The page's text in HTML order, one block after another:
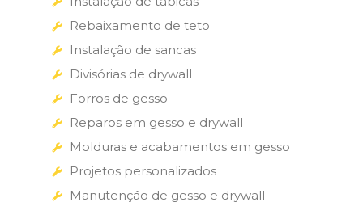
Rebaixamento de teto
Instalação de sancas
Divisórias de drywall
Forros de gesso
Reparos em gesso e drywall
Molduras e acabamentos em gesso
Projetos personalizados
Manutenção de gesso e drywall